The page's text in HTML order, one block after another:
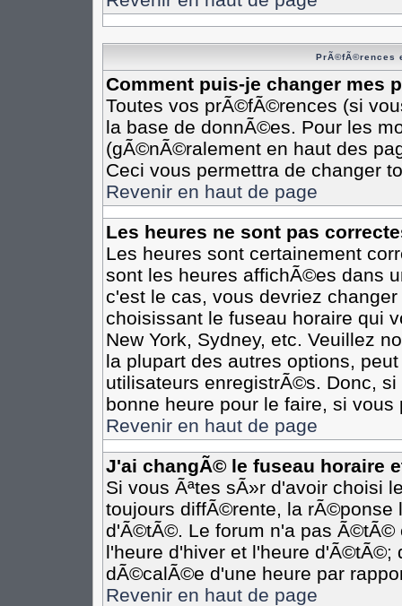
PrÃ©fÃ©rences
Comment puis-je changer mes
Toutes vos prÃ©fÃ©rences (si
la base de donnÃ©es. Pour les
(gÃ©nÃ©ralement en haut des
Ceci vous permettra de changer
Revenir en haut de page
Les heures ne sont pas
Les heures sont certainement
sont les heures affichÃ©es dans
c'est le cas, vous devriez
choisissant le fuseau horaire qui
New York, Sydney, etc. Veuillez
la plupart des autres options,
utilisateurs enregistrÃ©s. Donc,
bonne heure pour le faire, si
Revenir en haut de page
J'ai changÃ© le fuseau horaire
Si vous Ãªtes sÃ»r d'avoir choisi
toujours diffÃ©rente, la
d'Ã©tÃ©. Le forum n'a pas Ã©tÃ©
l'heure d'hiver et l'heure
dÃ©calÃ©e d'une heure par
Revenir en haut de page